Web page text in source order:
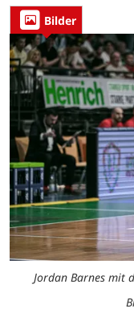
Bilder
Jordan Barnes mit